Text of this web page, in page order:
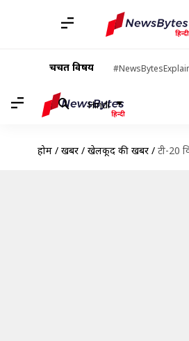
चर्चित विषय
Hindi
होम / खबरें / खेलकूद की खबरें / टी-20